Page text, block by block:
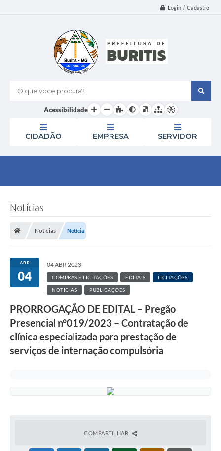
Login / Cadastro
O que voce procura?
Acessibilidade
CIDADÃO EMPRESA SERVIDOR
Notícias
Notícias Notícia
ABR
04
04 ABR 2023
COMPRAS E LICITAÇÕES EDITAIS LICITAÇÕES
NOTICIAS PUBLICAÇÕES
PRORROGAÇÃO DE EDITAL – Pregão
Presencial n°019/2023 – Contratação de
clínica especializada para prestação de
serviços de internação compulsória
COMPARTILHAR